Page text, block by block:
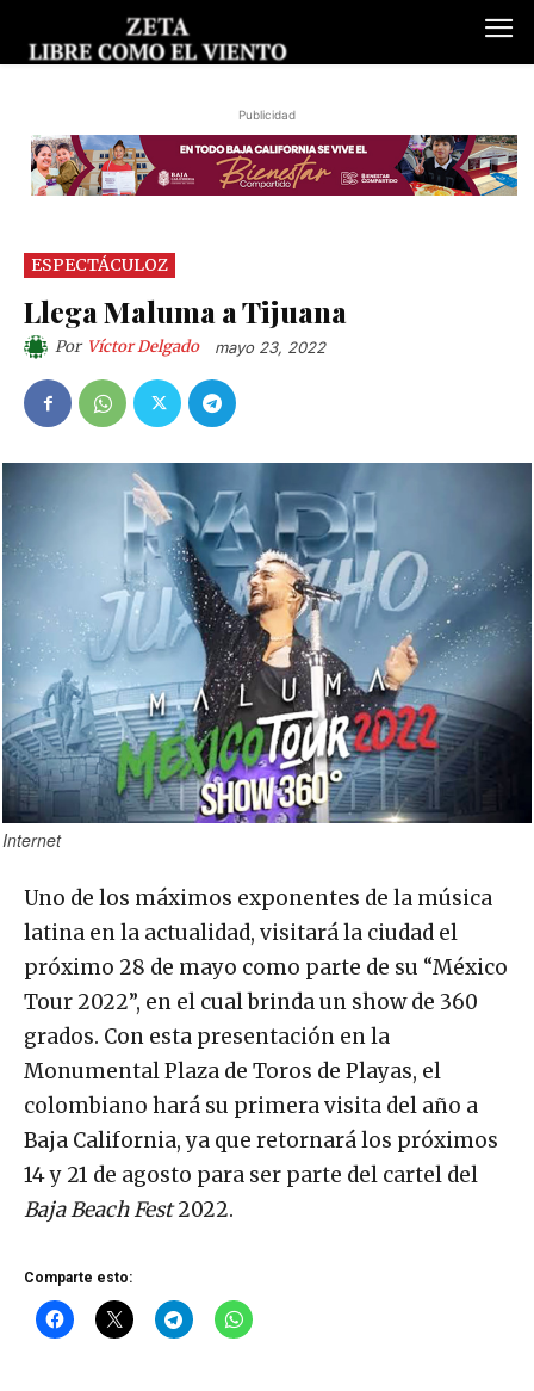
Publicidad
ESPECTÁCULOZ
Llega Maluma a Tijuana
Por Víctor Delgado mayo 23, 2022
Internet
Uno de los máximos exponentes de la música
latina en la actualidad, visitará la ciudad el
próximo 28 de mayo como parte de su “México
Tour 2022”, en el cual brinda un show de 360
grados. Con esta presentación en la
Monumental Plaza de Toros de Playas, el
colombiano hará su primera visita del año a
Baja California, ya que retornará los próximos
14 y 21 de agosto para ser parte del cartel del
Baja Beach Fest2022.
Comparte esto: